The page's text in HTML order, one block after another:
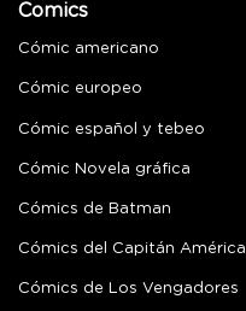
Comics
Cómic americano
Cómic europeo
Cómic español y tebeo
Cómic Novela gráfica
Cómics de Batman
Cómics del Capitán América
Cómics de Los Vengadores